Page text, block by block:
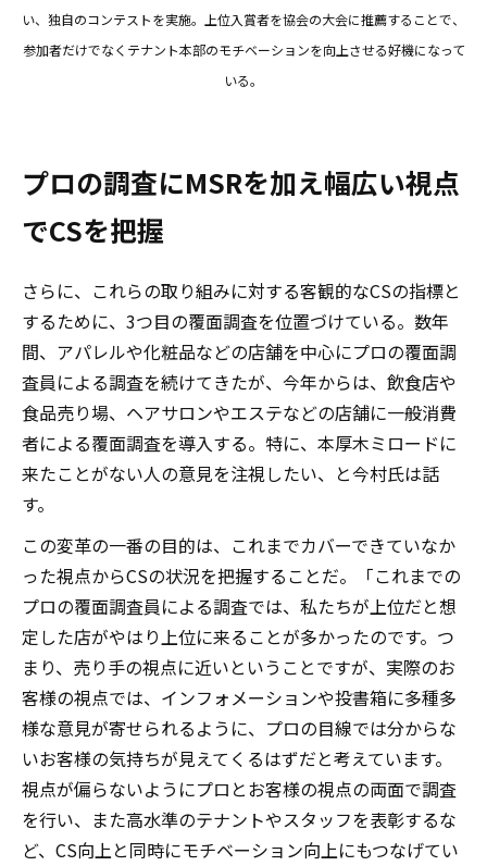
い、独自のコンテストを実施。上位入賞者を協会の大会に推薦することで、
参加者だけでなくテナント本部のモチベーションを向上させる好機になって
いる。
プロの調査にMSRを加え幅広い視点
でCSを把握
さらに、これらの取り組みに対する客観的なCSの指標と
するために、3つ目の覆面調査を位置づけている。数年
間、アパレルや化粧品などの店舗を中心にプロの覆面調
査員による調査を続けてきたが、今年からは、飲食店や
食品売り場、ヘアサロンやエステなどの店舗に一般消費
者による覆面調査を導入する。特に、本厚木ミロードに
来たことがない人の意見を注視したい、と今村氏は話
す。
この変革の一番の目的は、これまでカバーできていなか
った視点からCSの状況を把握することだ。「これまでの
プロの覆面調査員による調査では、私たちが上位だと想
定した店がやはり上位に来ることが多かったのです。つ
まり、売り手の視点に近いということですが、実際のお
客様の視点では、インフォメーションや投書箱に多種多
様な意見が寄せられるように、プロの目線では分からな
いお客様の気持ちが見えてくるはずだと考えています。
視点が偏らないようにプロとお客様の視点の両面で調査
を行い、また高水準のテナントやスタッフを表彰するな
ど、CS向上と同時にモチベーション向上にもつなげてい